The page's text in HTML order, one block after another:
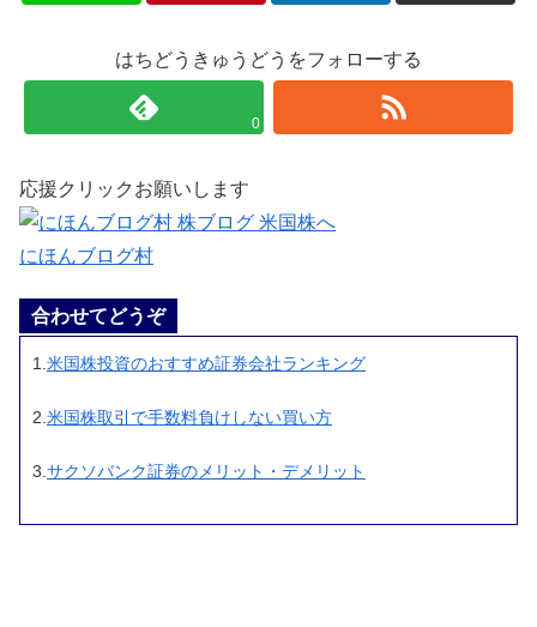
はちどうきゅうどうをフォローする
0
応援クリックお願いします
にほんブログ村
合わせてどうぞ
1. 米国株投資のおすすめ証券会社ランキング
2. 米国株取引で手数料負けしない買い方
3.サクソバンク証券のメリット・デメリット